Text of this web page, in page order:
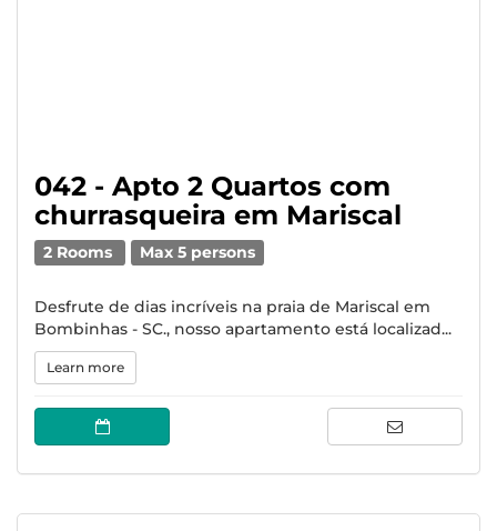
042 - Apto 2 Quartos com
churrasqueira em Mariscal
2 Rooms Max 5 persons
Desfrute de dias incríveis na praia de Mariscal em
Bombinhas - SC., nosso apartamento está localizad...
Learn more